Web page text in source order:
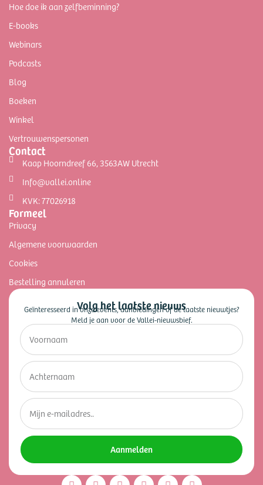
Hoe doe ik aan zelfbeminning?
E-books
Webinars
Podcasts
Blog
Boeken
Winkel
Vertrouwenspersonen
Contact
Kaap Hoorndreef 66, 3563AW Utrecht
Info@vallei.online
KVK: 77026918
Formeel
Privacy
Algemene voorwaarden
Cookies
Bestelling annuleren
Volg het laatste nieuws
Geïnteresseerd in onze events, aanbiedingen of de laatste nieuwtjes?
Meld je aan voor de Vallei-nieuwsbief.
Aanmelden